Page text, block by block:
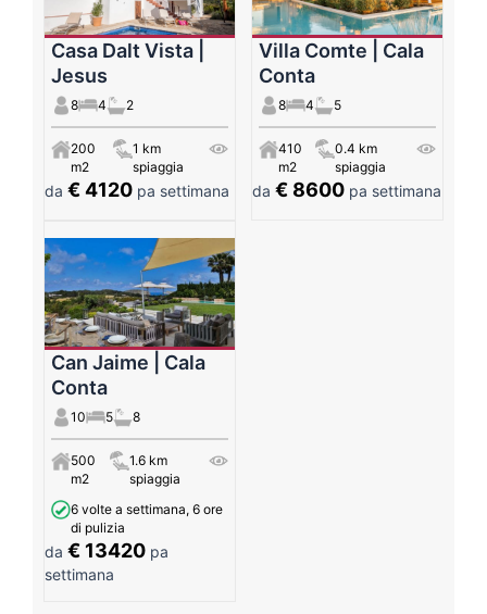
Casa Dalt Vista |
Jesus
8 4 2
200
m2
1 km
spiaggia
da € 4120 pa settimana
Villa Comte | Cala
Conta
8 4 5
410
m2
0.4 km
spiaggia
da€ 8600 pa settimana
Can Jaime | Cala
Conta
10 5 8
500
m2
1.6 km
spiaggia
6 volte a settimana, 6 ore
di pulizia
da € 13420 pa
settimana